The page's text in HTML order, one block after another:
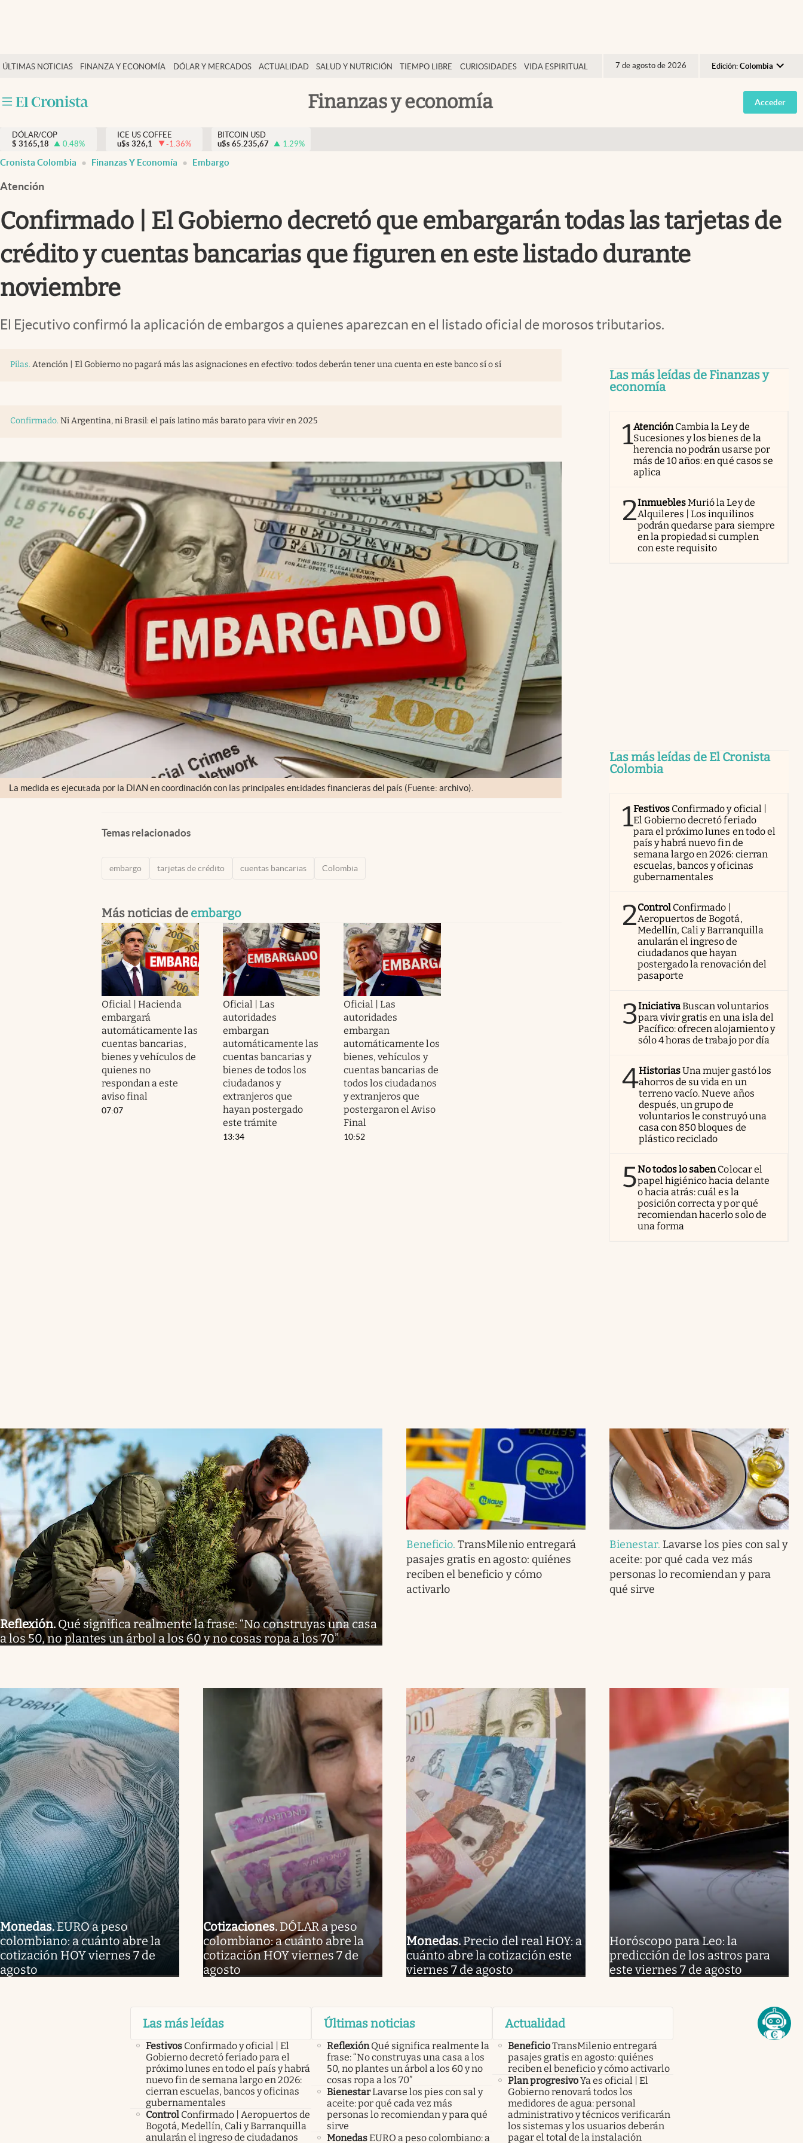
ÚLTIMAS NOTICIAS FINANZA Y ECONOMÍA DÓLAR Y MERCADOS ACTUALIDAD SALUD Y NUTRICIÓN TIEMPO LIBRE CURIOSIDADES VIDA ESPIRITUAL 7 de agosto de 2026 Edición: Colombia
Argentina
España
Finanzas y economía
Salud y nutrición
Tiempo libre
Dólar y mercados
Curiosidades
Acceder
DÓLAR/COP
$ 3165,18 0.48%
ICE US COFFEE
u$s 326,1 -1.36%
BITCOIN USD
u$s 65.235,67 1.29%
Cronista Colombia Finanzas Y Economía Embargo
Atención
Confirmado | El Gobierno decretó que embargarán todas las tarjetas de
crédito y cuentas bancarias que figuren en este listado durante
noviembre
El Ejecutivo confirmó la aplicación de embargos a quienes aparezcan en el listado oficial de morosos tributarios.
Pilas. Atención | El Gobierno no pagará más las asignaciones en efectivo: todos deberán tener una cuenta en este banco sí o sí
Confirmado. Ni Argentina, ni Brasil: el país latino más barato para vivir en 2025
La medida es ejecutada por la DIAN en coordinación con las principales entidades financieras del país (Fuente: archivo).
Temas relacionados
embargo tarjetas de crédito cuentas bancarias Colombia
Más noticias de embargo
Oficial | Hacienda
embargará
automáticamente las
cuentas bancarias,
bienes y vehículos de
quienes no
respondan a este
aviso final
07:07
Oficial | Las
autoridades
embargan
automáticamente las
cuentas bancarias y
bienes de todos los
ciudadanos y
extranjeros que
hayan postergado
este trámite
13:34
Oficial | Las
autoridades
embargan
automáticamente los
bienes, vehículos y
cuentas bancarias de
todos los ciudadanos
y extranjeros que
postergaron el Aviso
Final
10:52
Las más leídas de Finanzas y
economía
1AtenciónCambia la Ley de
Sucesiones y los bienes de la
herencia no podrán usarse por
más de 10 años: en qué casos se
aplica
2InmueblesMurió la Ley de
Alquileres | Los inquilinos
podrán quedarse para siempre
en la propiedad si cumplen
con este requisito
Las más leídas de El Cronista
Colombia
1Festivos Confirmado y oficial |
El Gobierno decretó feriado
para el próximo lunes en todo el
país y habrá nuevo fin de
semana largo en 2026: cierran
escuelas, bancos y oficinas
gubernamentales
2Control Confirmado |
Aeropuertos de Bogotá,
Medellín, Cali y Barranquilla
anularán el ingreso de
ciudadanos que hayan
postergado la renovación del
pasaporte
3IniciativaBuscan voluntarios
para vivir gratis en una isla del
Pacífico: ofrecen alojamiento y
sólo 4 horas de trabajo por día
4HistoriasUna mujer gastó los
ahorros de su vida en un
terreno vacío. Nueve años
después, un grupo de
voluntarios le construyó una
casa con 850 bloques de
plástico reciclado
5No todos lo sabenColocar el
papel higiénico hacia delante
o hacia atrás: cuál es la
posición correcta y por qué
recomiendan hacerlo solo de
una forma
Reflexión. Qué significa realmente la frase: “No construyas una casa
a los 50, no plantes un árbol a los 60 y no cosas ropa a los 70”
Beneficio.TransMilenio entregará
pasajes gratis en agosto: quiénes
reciben el beneficio y cómo
activarlo
Bienestar. Lavarse los pies con sal y
aceite: por qué cada vez más
personas lo recomiendan y para
qué sirve
Monedas.EURO a peso
colombiano: a cuánto abre la
cotización HOY viernes 7 de
agosto
Cotizaciones.DÓLAR a peso
colombiano: a cuánto abre la
cotización HOY viernes 7 de
agosto
Monedas.Precio del real HOY: a
cuánto abre la cotización este
viernes 7 de agosto
Horóscopo para Leo: la
predicción de los astros para
este viernes 7 de agosto
Las más leídas
Festivos Confirmado y oficial | El
Gobierno decretó feriado para el
próximo lunes en todo el país y habrá
nuevo fin de semana largo en 2026:
cierran escuelas, bancos y oficinas
gubernamentales
Control Confirmado | Aeropuertos de
Bogotá, Medellín, Cali y Barranquilla
anularán el ingreso de ciudadanos
Últimas noticias
Reflexión Qué significa realmente la
frase: “No construyas una casa a los
50, no plantes un árbol a los 60 y no
cosas ropa a los 70”
BienestarLavarse los pies con sal y
aceite: por qué cada vez más
personas lo recomiendan y para qué
sirve
MonedasEURO a peso colombiano: a
Actualidad
BeneficioTransMilenio entregará
pasajes gratis en agosto: quiénes
reciben el beneficio y cómo activarlo
Plan progresivoYa es oficial | El
Gobierno renovará todos los
medidores de agua: personal
administrativo y técnicos verificarán
los sistemas y los usuarios deberán
pagar el total de la instalación